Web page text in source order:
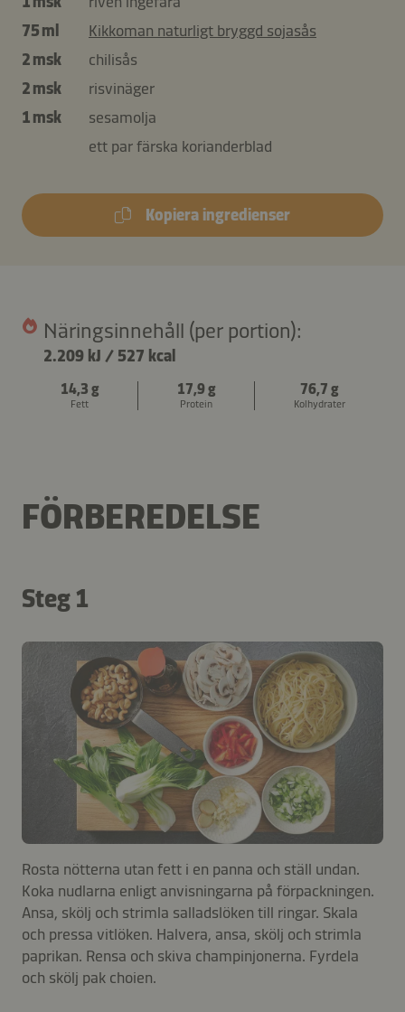
75 ml
Kikkoman naturligt bryggd sojasås
2 msk
chilisås
2 msk
risvinäger
1 msk
sesamolja
ett par färska korianderblad
Kopiera ingredienser
Näringsinnehåll (per portion):
2.209 kJ / 527 kcal
14,3 g
Fett
17,9 g
Protein
76,7 g
Kolhydrater
FÖRBEREDELSE
Steg 1
Rosta nötterna utan fett i en panna och ställ undan.
Koka nudlarna enligt anvisningarna på förpackningen.
Ansa, skölj och strimla salladslöken till ringar. Skala
och pressa vitlöken. Halvera, ansa, skölj och strimla
paprikan. Rensa och skiva champinjonerna. Fyrdela
och skölj pak choien.